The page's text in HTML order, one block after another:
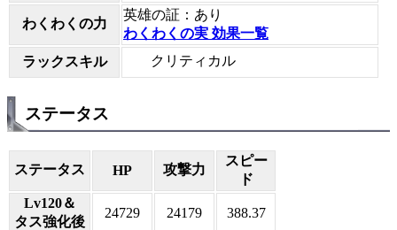
わくわくの力
英雄の証：あり
わくわくの実 効果一覧
ラックスキル
クリティカル
ステータス
ステータス HP 攻撃力
スピー
ド
Lv120＆
タス強化後
24729 24179 388.37